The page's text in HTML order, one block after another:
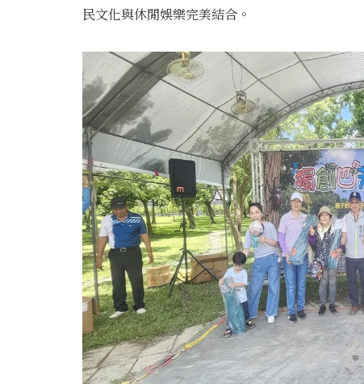
民文化與休閒娛樂完美結合。